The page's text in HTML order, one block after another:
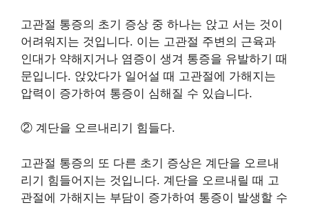
고관절 통증의 초기 증상 중 하나는 앉고 서는 것이
어려워지는 것입니다. 이는 고관절 주변의 근육과
인대가 약해지거나 염증이 생겨 통증을 유발하기 때
문입니다. 앉았다가 일어설 때 고관절에 가해지는
압력이 증가하여 통증이 심해질 수 있습니다.
② 계단을 오르내리기 힘들다.
고관절 통증의 또 다른 초기 증상은 계단을 오르내
리기 힘들어지는 것입니다. 계단을 오르내릴 때 고
관절에 가해지는 부담이 증가하여 통증이 발생할 수